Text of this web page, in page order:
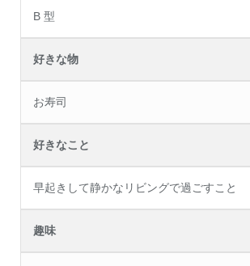
B 型
好きな物
お寿司
好きなこと
早起きして静かなリビングで過ごすこと
趣味